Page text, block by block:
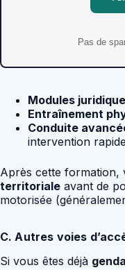
Pas de
Modules
Entraînement
Conduite
intervention
Après cette formation,
territoriale avant de
motorisée
C. Autres voies
Si vous êtes déjà